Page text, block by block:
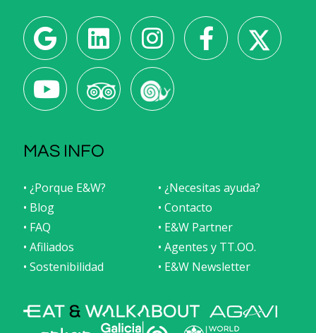
MAS INFO
• ¿Porque E&W?
• ¿Necesitas ayuda?
• Blog
• Contacto
• FAQ
• E&W Partner
• Afiliados
• Agentes y TT.OO.
• Sostenibilidad
• E&W Newsletter